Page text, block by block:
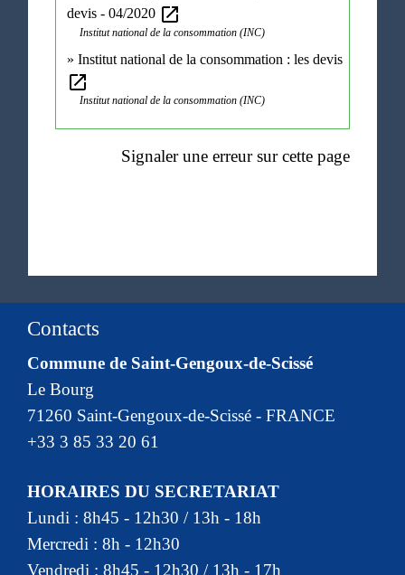
devis - 04/2020 open_in_new
Institut national de la consommation (INC)
Institut national de la consommation : les devis
open_in_new
Institut national de la consommation (INC)
Signaler une erreur sur cette page
Contacts
Commune de Saint-Gengoux-de-Scissé
Le Bourg
71260 Saint-Gengoux-de-Scissé - FRANCE
+33 3 85 33 20 61
HORAIRES DU SECRETARIAT
Lundi : 8h45 - 12h30 / 13h - 18h
Mercredi : 8h - 12h30
Vendredi : 8h45 - 12h30 / 13h - 17h